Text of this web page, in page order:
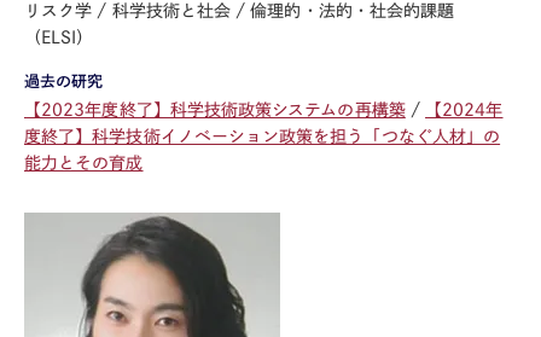
リスク学 科学技術と社会
倫理的・法的・社会的課題
（ELSI）
過去の研究
【2023年度終了】科学技術政策システムの再構築
【2024年
度終了】科学技術イノベーション政策を担う「つなぐ人材」の
能力とその育成